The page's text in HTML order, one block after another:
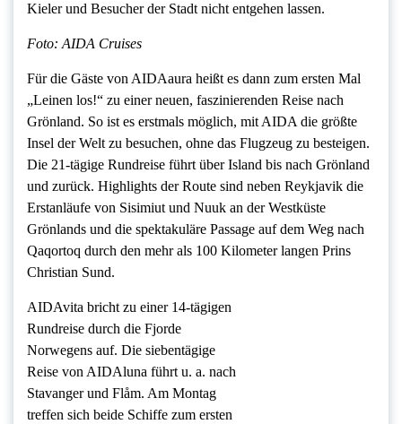
Kieler und Besucher der Stadt nicht entgehen lassen.
Foto: AIDA Cruises
Für die Gäste von AIDAaura heißt es dann zum ersten Mal
„Leinen los!“ zu einer neuen, faszinierenden Reise nach
Grönland. So ist es erstmals möglich, mit AIDA die größte
Insel der Welt zu besuchen, ohne das Flugzeug zu besteigen.
Die 21-tägige Rundreise führt über Island bis nach Grönland
und zurück. Highlights der Route sind neben Reykjavik die
Erstanläufe von Sisimiut und Nuuk an der Westküste
Grönlands und die spektakuläre Passage auf dem Weg nach
Qaqortoq durch den mehr als 100 Kilometer langen Prins
Christian Sund.
AIDAvita bricht zu einer 14-tägigen
Rundreise durch die Fjorde
Norwegens auf. Die siebentägige
Reise von AIDAluna führt u. a. nach
Stavanger und Flåm. Am Montag
treffen sich beide Schiffe zum ersten